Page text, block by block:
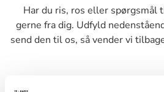
Har du ris, ros eller spørgsmål
gerne fra dig. Udfyld
send den til os, så vender vi